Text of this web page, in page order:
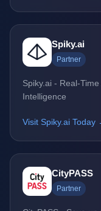
Spiky.ai
Partner
Spiky.ai - Real-
Intelligence
Visit Spiky.ai Today
CityPASS
Partner